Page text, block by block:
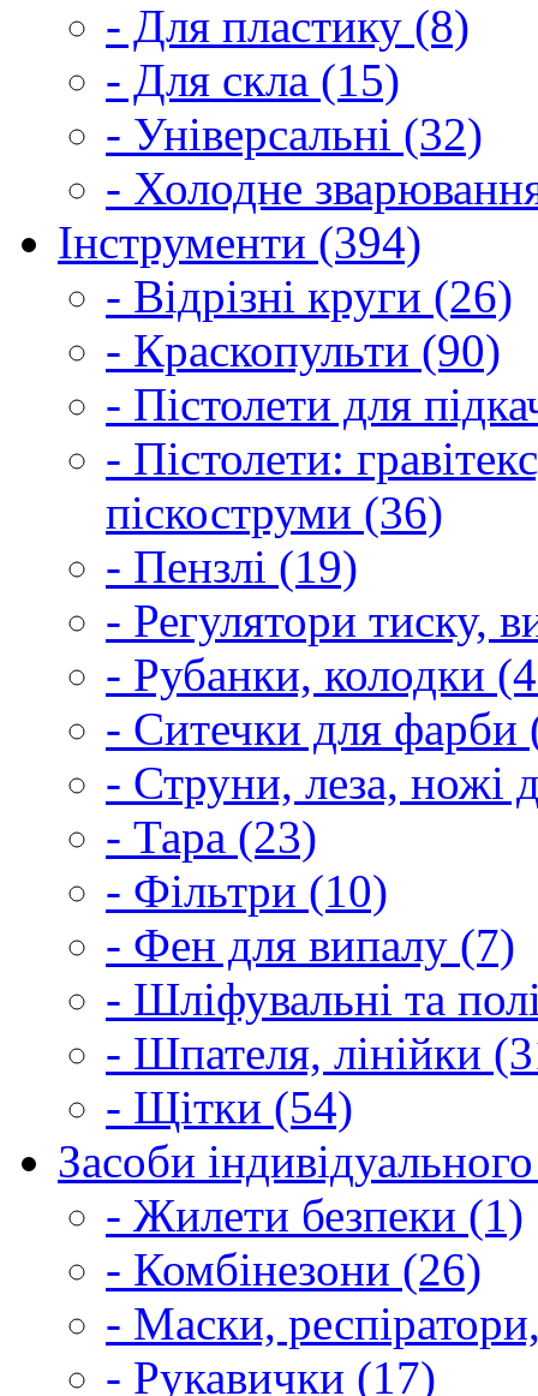
- Для пластику (8)
- Для скла (15)
- Універсальні (32)
- Холодне
Інструменти (394)
- Відрізні круги (26)
- Краскопульти (90)
- Пістолети для
- Пістолети:
піскоструми (36)
- Пензлі (19)
- Регулятори тиску,
- Рубанки, колодки
- Ситечки для фарби
- Струни, леза, ножі
- Тара (23)
- Фільтри (10)
- Фен для випалу (7)
- Шліфувальні та
- Шпателя, лінійки
- Щітки (54)
Засоби
- Жилети безпеки (1)
- Комбінезони (26)
- Маски,
- Рукавички (17)